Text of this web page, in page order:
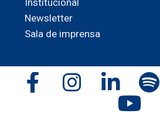
Institucional
Newsletter
Sala de imprensa